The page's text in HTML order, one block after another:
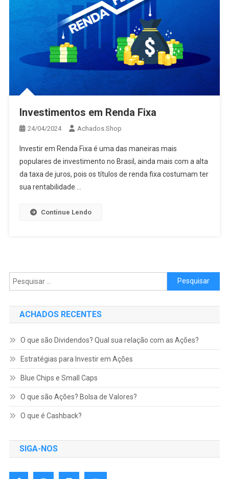
Investimentos em Renda Fixa
24/04/2024 Achados.Shop
Investir em Renda Fixa é uma das maneiras mais
populares de investimento no Brasil, ainda mais com a alta
da taxa de juros, pois os títulos de renda fixa costumam ter
sua rentabilidade …
Continue Lendo
Pesquisar por:
ACHADOS RECENTES
O que são Dividendos? Qual sua relação com as Ações?
Estratégias para Investir em Ações
Blue Chips e Small Caps
O que são Ações? Bolsa de Valores?
O que é Cashback?
SIGA-NOS